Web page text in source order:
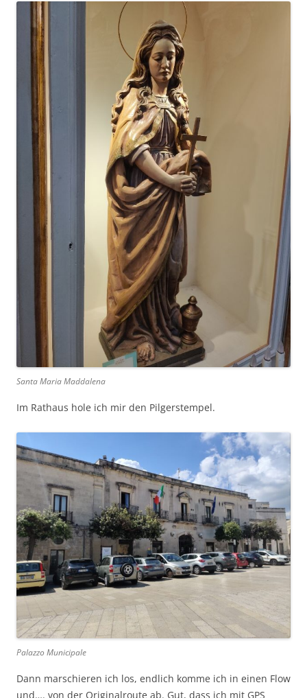
Santa Maria Maddalena
Im Rathaus hole ich mir den Pilgerstempel.
Palazzo Municipale
Dann marschieren ich los, endlich komme ich in einen Flow
und…. von der Originalroute ab. Gut, dass ich mit GPS